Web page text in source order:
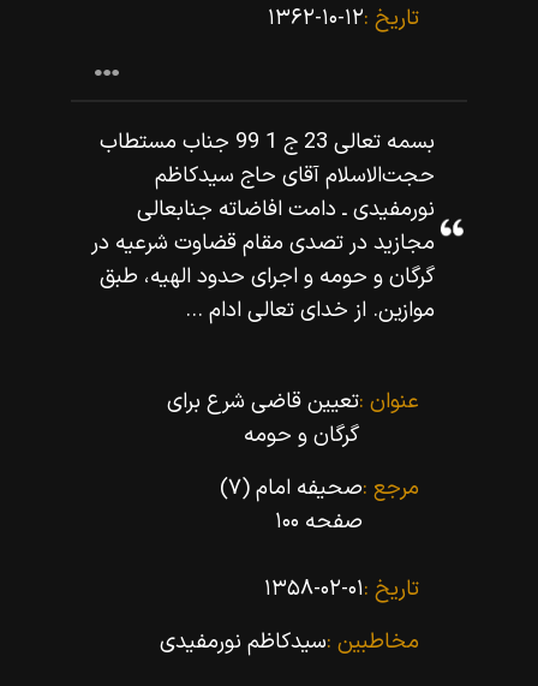
تاریخ :۱۳۶۲-۱۰-۱۲
بسمه تعالى 23 ج 1 99 جناب مستطاب
حجت‌الاسلام آقاى حاج سيدكاظم
نورمفيدى ـ دامت افاضاته جنابعالى
مجازيد در تصدى مقام قضاوت شرعيه در
گرگان و حومه و اجراى حدود الهيه، طبق
موازين. از خداى تعالى ادام ...
عنوان :تعیین قاضى شرع براى
گرگان و حومه
مرجع :صحیفه امام (۷)
صفحه ۱۰۰
تاریخ :۱۳۵۸-۰۲-۰۱
مخاطبین :سید‌کاظم نورمفیدى